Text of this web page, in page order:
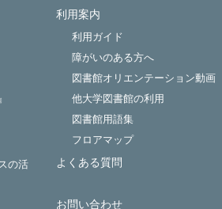
の活
利用案内
利用ガイド
障がいのある方へ
図書館オリエンテーション動画
他大学図書館の利用
図書館用語集
フロアマップ
よくある質問
お問い合わせ
by NetCommons